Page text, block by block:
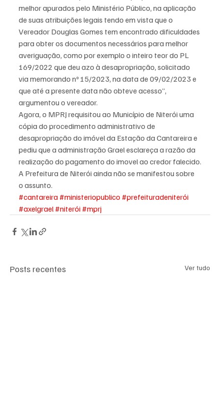
melhor apurados pelo Ministério Público, na aplicação
de suas atribuições legais tendo em vista que o
Vereador Douglas Gomes tem encontrado dificuldades
para obter os documentos necessários para melhor
averiguação, como por exemplo o inteiro teor do PL
169/2022 que deu azo à desapropriação, solicitado
via memorando nº 15/2023, na data de 09/02/2023 e
que até a presente data não obteve acesso”,
argumentou o vereador.
Agora, o MPRJ requisitou ao Município de Niterói uma
cópia do procedimento administrativo de
desapropriação do imóvel da Estação da Cantareira e
pediu que a administração Grael esclareça a razão da
realização do pagamento do imovel ao credor falecido.
A Prefeitura de Niterói ainda não se manifestou sobre
o assunto.
#cantareira #ministeriopublico #prefeituradeniterói
#axelgrael #niterói #mprj
Posts recentes Ver tudo